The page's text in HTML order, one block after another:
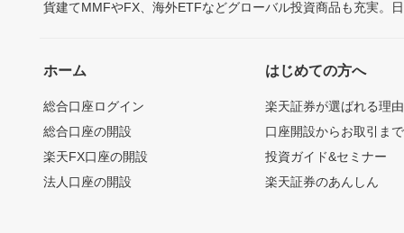
貨建てMMFやFX、海外ETFなどグローバル投資商品も充実。
ホーム
総合口座ログイン
総合口座の開設
楽天FX口座の開設
法人口座の開設
はじめての方へ
楽天証券が選ばれる理由
口座開設からお取引ま
投資ガイド&セミナー
楽天証券のあんしん